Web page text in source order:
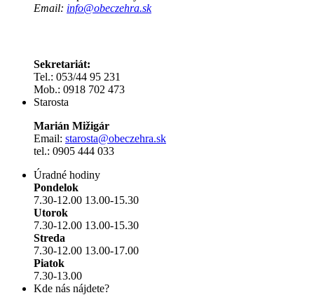
Email: info@obeczehra.sk
Sekretariát:
Tel.: 053/44 95 231
Mob.: 0918 702 473
Starosta
Marián Mižigár
Email: starosta@obeczehra.sk
tel.: 0905 444 033
Úradné hodiny
Pondelok
7.30-12.00 13.00-15.30
Utorok
7.30-12.00 13.00-15.30
Streda
7.30-12.00 13.00-17.00
Piatok
7.30-13.00
Kde nás nájdete?